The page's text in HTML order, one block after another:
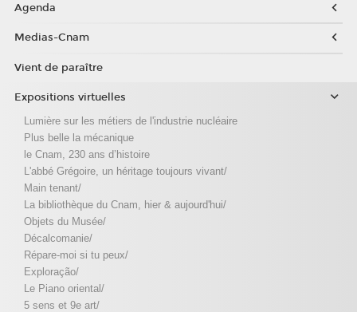
Agenda
Medias-Cnam
Vient de paraître
Expositions virtuelles
Lumière sur les métiers de l'industrie nucléaire
Plus belle la mécanique
le Cnam, 230 ans d’histoire
L'abbé Grégoire, un héritage toujours vivant/
Main tenant/
La bibliothèque du Cnam, hier & aujourd'hui/
Objets du Musée/
Décalcomanie/
Répare-moi si tu peux/
Exploração/
Le Piano oriental/
5 sens et 9e art/